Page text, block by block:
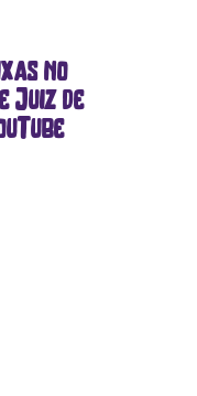
no
Juiz de